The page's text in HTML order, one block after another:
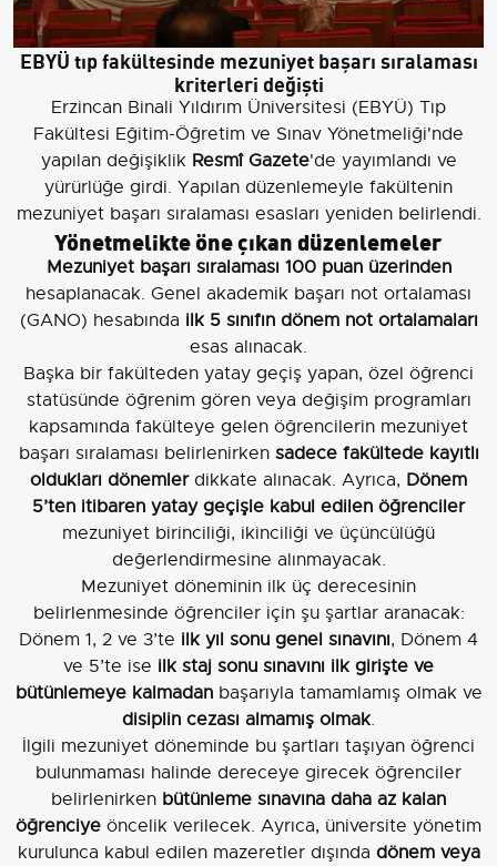
EBYÜ tıp fakültesinde mezuniyet başarı sıralaması
kriterleri değişti
Erzincan Binali Yıldırım Üniversitesi (EBYÜ) Tıp
Fakültesi Eğitim-Öğretim ve Sınav Yönetmeliği'nde
yapılan değişiklik Resmî Gazete'de yayımlandı ve
yürürlüğe girdi. Yapılan düzenlemeyle fakültenin
mezuniyet başarı sıralaması esasları yeniden belirlendi.
Yönetmelikte öne çıkan düzenlemeler
Mezuniyet başarı sıralaması 100 puan üzerinden
hesaplanacak. Genel akademik başarı not ortalaması
(GANO) hesabında ilk 5 sınıfın dönem not ortalamaları
esas alınacak.
Başka bir fakülteden yatay geçiş yapan, özel öğrenci
statüsünde öğrenim gören veya değişim programları
kapsamında fakülteye gelen öğrencilerin mezuniyet
başarı sıralaması belirlenirken sadece fakültede kayıtlı
oldukları dönemlerdikkate alınacak. Ayrıca, Dönem
5’ten itibaren yatay geçişle kabul edilen öğrenciler
mezuniyet birinciliği, ikinciliği ve üçüncülüğü
değerlendirmesine alınmayacak.
Mezuniyet döneminin ilk üç derecesinin
belirlenmesinde öğrenciler için şu şartlar aranacak:
Dönem 1, 2 ve 3’te ilk yıl sonu genel sınavını, Dönem 4
ve 5’te ise ilk staj sonu sınavını ilk girişte ve
bütünlemeye kalmadanbaşarıyla tamamlamış olmak ve
disiplin cezası almamış olmak.
İlgili mezuniyet döneminde bu şartları taşıyan öğrenci
bulunmaması halinde dereceye girecek öğrenciler
belirlenirken bütünleme sınavına daha az kalan
öğrenciye öncelik verilecek. Ayrıca, üniversite yönetim
kurulunca kabul edilen mazeretler dışında dönem veya